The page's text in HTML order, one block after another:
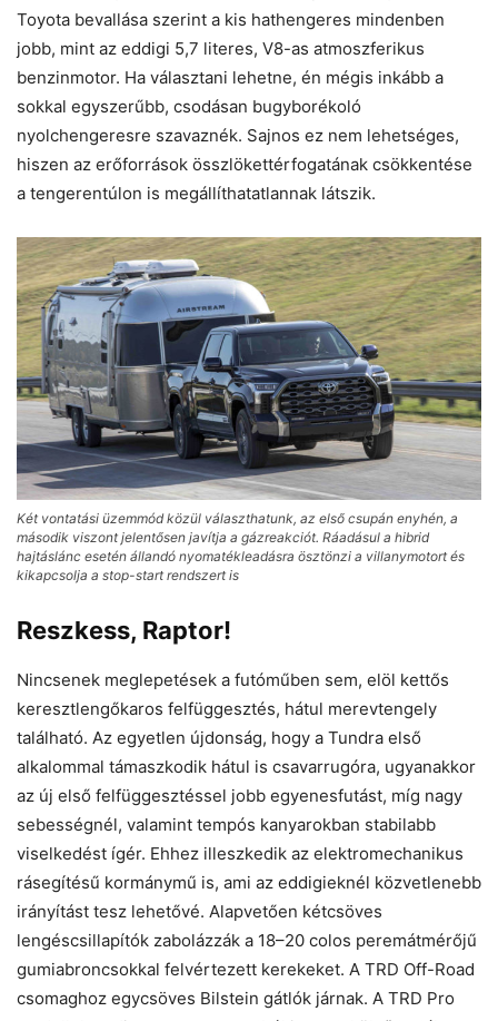
Toyota bevallása szerint a kis hathengeres mindenben
jobb, mint az eddigi 5,7 literes, V8-as atmoszferikus
benzinmotor. Ha választani lehetne, én mégis inkább a
sokkal egyszerűbb, csodásan bugyborékoló
nyolchengeresre szavaznék. Sajnos ez nem lehetséges,
hiszen az erőforrások összlökettérfogatának csökkentése
a tengerentúlon is megállíthatatlannak látszik.
Két vontatási üzemmód közül választhatunk, az első csupán enyhén, a
második viszont jelentősen javítja a gázreakciót. Ráadásul a hibrid
hajtáslánc esetén állandó nyomatékleadásra ösztönzi a villanymotort és
kikapcsolja a stop-start rendszert is
Reszkess, Raptor!
Nincsenek meglepetések a futóműben sem, elöl kettős
keresztlengőkaros felfüggesztés, hátul merevtengely
található. Az egyetlen újdonság, hogy a Tundra első
alkalommal támaszkodik hátul is csavarrugóra, ugyanakkor
az új első felfüggesztéssel jobb egyenesfutást, míg nagy
sebességnél, valamint tempós kanyarokban stabilabb
viselkedést ígér. Ehhez illeszkedik az elektromechanikus
rásegítésű kormánymű is, ami az eddigieknél közvetlenebb
irányítást tesz lehetővé. Alapvetően kétcsöves
lengéscsillapítók zabolázzák a 18–20 colos peremátmérőjű
gumiabroncsokkal felvértezett kerekeket. A TRD Off-Road
csomaghoz egycsöves Bilstein gátlók járnak. A TRD Pro